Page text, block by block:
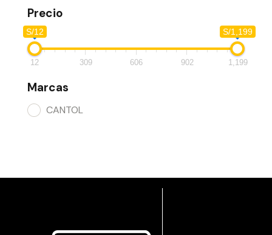
Precio
S/12 S/1,199
12 309 606 902 1,199
Marcas
CANTOL